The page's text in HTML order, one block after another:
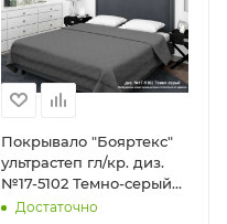
Покрывало "Бояртекс"
ультрастеп гл/кр. диз.
№17-5102 Темно-серый
(верх/низ темно-серый)
Достаточно